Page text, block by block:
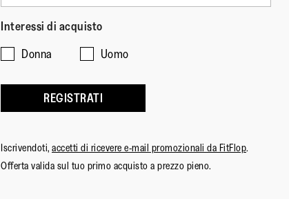
Interessi di acquisto
Donna
Uomo
REGISTRATI
Iscrivendoti, accetti di ricevere e-mail promozionali da FitFlop.
Offerta valida sul tuo primo acquisto a prezzo pieno.